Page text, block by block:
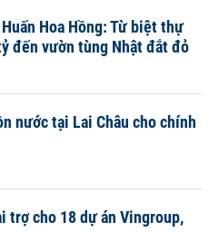
Hoa Hồng: Từ biệt thự
đến vườn tùng Nhật đắt đỏ
nước tại Lai Châu cho chính
trợ cho 18 dự án Vingroup,